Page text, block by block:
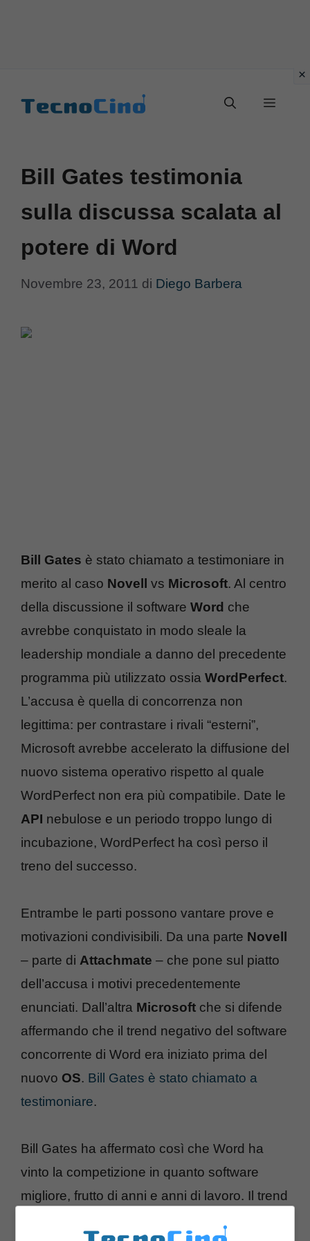
Menu
Bill Gates testimonia
sulla discussa scalata al
potere di Word
Novembre 23, 2011 di Diego Barbera
Bill Gates è stato chiamato a testimoniare in
merito al caso Novell vs Microsoft. Al centro
della discussione il software Word che
avrebbe conquistato in modo sleale la
leadership mondiale a danno del precedente
programma più utilizzato ossia WordPerfect.
L’accusa è quella di concorrenza non
legittima: per contrastare i rivali “esterni”,
Microsoft avrebbe accelerato la diffusione del
nuovo sistema operativo rispetto al quale
WordPerfect non era più compatibile. Date le
API nebulose e un periodo troppo lungo di
incubazione, WordPerfect ha così perso il
treno del successo.
Entrambe le parti possono vantare prove e
motivazioni condivisibili. Da una parte Novell
– parte di Attachmate – che pone sul piatto
dell’accusa i motivi precedentemente
enunciati. Dall’altra Microsoft che si difende
affermando che il trend negativo del software
concorrente di Word era iniziato prima del
nuovo OS. Bill Gates è stato chiamato a
testimoniare.
Bill Gates ha affermato così che Word ha
vinto la competizione in quanto software
migliore, frutto di anni e anni di lavoro. Il trend